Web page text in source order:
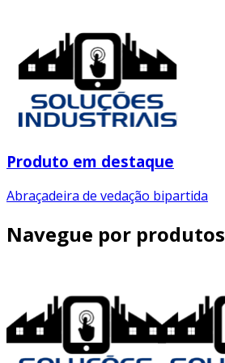
Produto em destaque
Abraçadeira de vedação bipartida
Navegue por produtos